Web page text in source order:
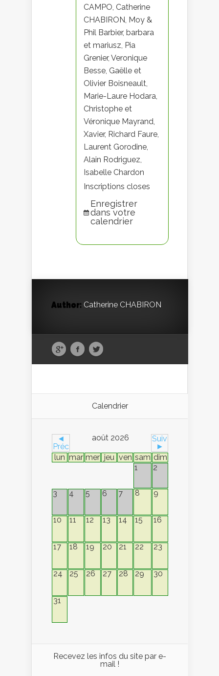
CAMPO, Catherine
CHABIRON, Moy &
Phil Barbier, barbara
et mariusz, Pia
Grenier, Veronique
Besse, Gaëlle et
Olivier Boisneault,
Marie-Laure Hodara,
Christophe et
Véronique Mayrand,
Xavier, Richard Faure,
Laurent Gorodine,
Alain Rodriguez,
Isabelle Chardon
Inscriptions closes
Enregistrer
dans votre
calendrier
Author: Catherine CHABIRON
Calendrier
◄
Préc
août 2026
Suiv
►
lun mar mer jeu ven sam dim
1
2
3 4 5 6 7 8 9
10 11 12 13 14 15 16
17 18 19 20 21 22 23
24 25 26 27 28 29 30
31
Recevez les infos du site par e-
mail !